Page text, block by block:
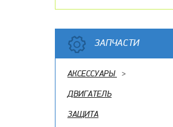
ЗАПЧАСТИ
АКСЕССУАРЫ >
ДВИГАТЕЛЬ
ЗАЩИТА